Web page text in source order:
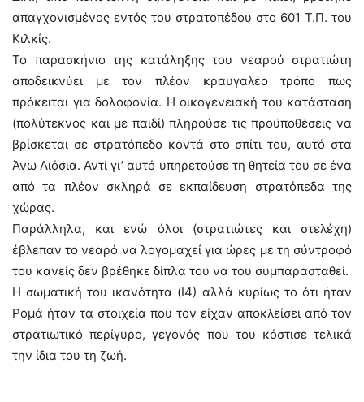
απαγχονισμένος εντός του στρατοπέδου στο 601 Τ.Π. του
Κιλκίς.
Το παρασκήνιο της κατάληξης του νεαρού στρατιώτη
αποδεικνύει με τον πλέον κραυγαλέο τρόπο πως
πρόκειται για δολοφονία. Η οικογενειακή του κατάσταση
(πολύτεκνος και με παιδί) πληρούσε τις προϋποθέσεις να
βρίσκεται σε στρατόπεδο κοντά στο σπίτι του, αυτό στα
Άνω Λιόσια. Αντί γι’ αυτό υπηρετούσε τη θητεία του σε ένα
από τα πλέον σκληρά σε εκπαίδευση στρατόπεδα της
χώρας.
Παράλληλα, και ενώ όλοι (στρατιώτες και στελέχη)
έβλεπαν το νεαρό να λογομαχεί για ώρες με τη σύντροφό
του κανείς δεν βρέθηκε δίπλα του να του συμπαρασταθεί.
Η σωματική του ικανότητα (Ι4) αλλά κυρίως το ότι ήταν
Ρομά ήταν τα στοιχεία που τον είχαν αποκλείσει από τον
στρατιωτικό περίγυρο, γεγονός που του κόστισε τελικά
την ίδια του τη ζωή.